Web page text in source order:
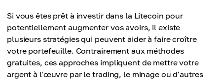
Si vous êtes prêt à investir dans la Litecoin pour
potentiellement augmenter vos avoirs, il existe
plusieurs stratégies qui peuvent aider à faire croître
votre portefeuille. Contrairement aux méthodes
gratuites, ces approches impliquent de mettre votre
argent à l'œuvre par le trading, le minage ou d'autres